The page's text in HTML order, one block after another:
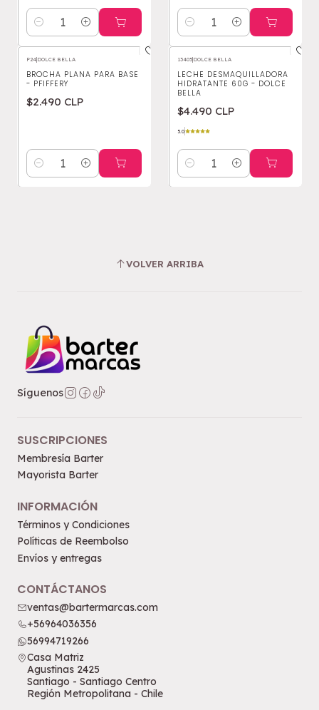
Cantidad Cantidad
P24|DOLCE BELLA
BROCHA PLANA PARA BASE
- PFIFFERY
$2.490 CLP
Cantidad
13405|DOLCE BELLA
LECHE DESMAQUILLADORA
HIDRATANTE 60G - DOLCE
BELLA
$4.490 CLP
5.0
Cantidad
VOLVER ARRIBA
Síguenos
SUSCRIPCIONES
Membresía Barter
Mayorista Barter
INFORMACIÓN
Términos y Condiciones
Políticas de Reembolso
Envíos y entregas
CONTÁCTANOS
ventas@bartermarcas.com
+56964036356
56994719266
Casa Matriz
Agustinas 2425
Santiago - Santiago Centro
Región Metropolitana - Chile